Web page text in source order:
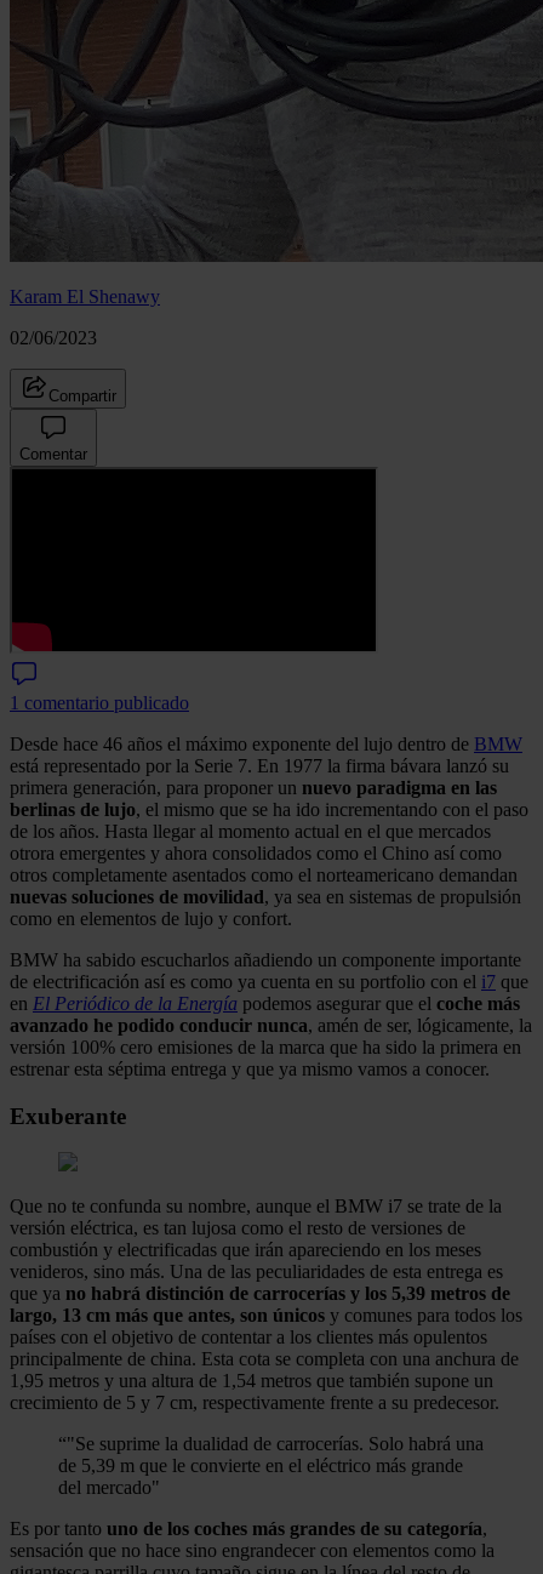
Karam El Shenawy
02/06/2023
Compartir
Comentar
1 comentario publicado
Desde hace 46 años el máximo exponente del lujo dentro de BMW
está representado por la Serie 7. En 1977 la firma bávara lanzó su
primera generación, para proponer un nuevo paradigma en las
berlinas de lujo, el mismo que se ha ido incrementando con el paso
de los años. Hasta llegar al momento actual en el que mercados
otrora emergentes y ahora consolidados como el Chino así como
otros completamente asentados como el norteamericano demandan
nuevas soluciones de movilidad, ya sea en sistemas de propulsión
como en elementos de lujo y confort.
BMW ha sabido escucharlos añadiendo un componente importante
de electrificación así es como ya cuenta en su portfolio con el i7 que
en El Periódico de la Energía podemos asegurar que el coche más
avanzado he podido conducir nunca, amén de ser, lógicamente, la
versión 100% cero emisiones de la marca que ha sido la primera en
estrenar esta séptima entrega y que ya mismo vamos a conocer.
Exuberante
Que no te confunda su nombre, aunque el BMW i7 se trate de la
versión eléctrica, es tan lujosa como el resto de versiones de
combustión y electrificadas que irán apareciendo en los meses
venideros, sino más. Una de las peculiaridades de esta entrega es
que ya no habrá distinción de carrocerías y los 5,39 metros de
largo, 13 cm más que antes, son únicos y comunes para todos los
países con el objetivo de contentar a los clientes más opulentos
principalmente de china. Esta cota se completa con una anchura de
1,95 metros y una altura de 1,54 metros que también supone un
crecimiento de 5 y 7 cm, respectivamente frente a su predecesor.
“"Se suprime la dualidad de carrocerías. Solo habrá una
de 5,39 m que le convierte en el eléctrico más grande
del mercado"
Es por tanto uno de los coches más grandes de su categoría,
sensación que no hace sino engrandecer con elementos como la